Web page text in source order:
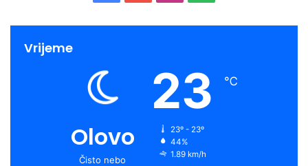
Vrijeme
Olovo
Čisto nebo
23 ℃
23º - 23º
44%
1.89 km/h